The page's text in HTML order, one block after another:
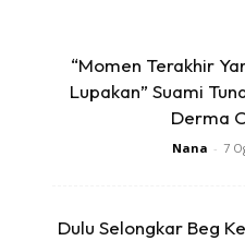
“Momen Terakhir
Lupakan” Suami
Derma
Nana - 7
Dulu Selongkar Beg